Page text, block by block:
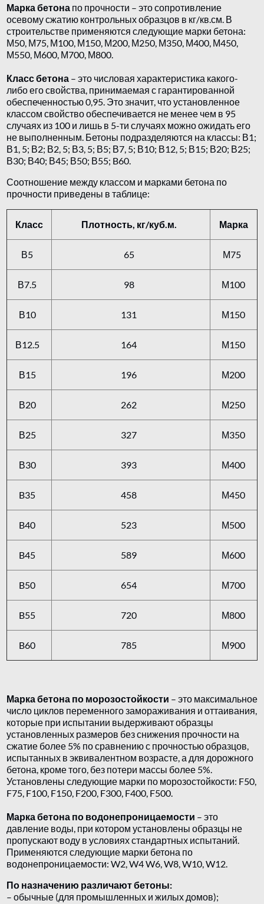
Марка бетонапо прочности – это сопротивление
осевому сжатию контрольных образцов в кг/кв.см. В
строительстве применяются следующие марки бетона:
М50, М75, М100, М150, М200, М250, М350, М400, М450,
М550, М600, М700, М800.
Класс бетона– это числовая характеристика какого-
либо его свойства, принимаемая с гарантированной
обеспеченностью 0,95. Это значит, что установленное
классом свойство обеспечивается не менее чем в 95
случаях из 100 и лишь в 5-ти случаях можно ожидать его
не выполненным. Бетоны подразделяются на классы: В1;
В1, 5; В2; В2, 5; В3, 5; В5; В7, 5; В10; В12, 5; В15; В20; В25;
В30; В40; В45; В50; В55; B60.
Соотношение между классом и марками бетона по
прочности приведены в таблице:
Класс Плотность, кг/куб.м. Марка
В5 65 М75
В7.5 98 М100
В10 131 М150
В12.5 164 М150
В15 196 М200
В20 262 М250
В25 327 М350
В30 393 М400
B35 458 М450
B40 523 М500
B45 589 М600
B50 654 М700
B55 720 М800
B60 785 М900
Марка бетона по морозостойкости – это максимальное
число циклов переменного замораживания и оттаивания,
которые при испытании выдерживают образцы
установленных размеров без снижения прочности на
сжатие более 5% по сравнению с прочностью образцов,
испытанных в эквивалентном возрасте, а для дорожного
бетона, кроме того, без потери массы более 5%.
Установлены следующие марки по морозостойкости: F50,
F75, F100, F150, F200, F300, F400, F500.
Марка бетона по водонепроницаемости – это
давление воды, при котором установлены образцы не
пропускают воду в условиях стандартных испытаний.
Применяются следующие марки бетона по
водонепроницаемости: W2, W4 W6, W8, W10, W12.
По назначению различают бетоны:
– обычные (для промышленных и жилых домов);